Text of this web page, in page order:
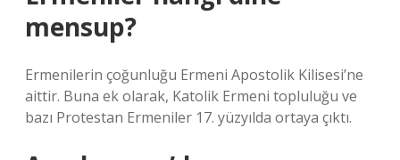
mensup?
Ermenilerin çoğunluğu Ermeni Apostolik Kilisesi’ne
aittir. Buna ek olarak, Katolik Ermeni topluluğu ve
bazı Protestan Ermeniler 17. yüzyılda ortaya çıktı.